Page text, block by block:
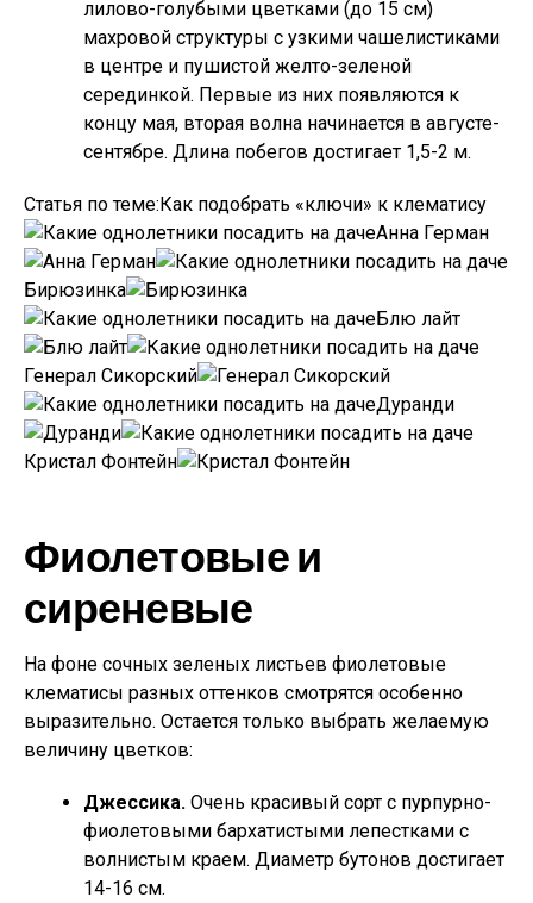
лилово-голубыми цветками (до 15 см)
махровой структуры с узкими чашелистиками
в центре и пушистой желто-зеленой
серединкой. Первые из них появляются к
концу мая, вторая волна начинается в августе-
сентябре. Длина побегов достигает 1,5-2 м.
Статья по теме:Как подобрать «ключи» к клематису
Анна Герман
Бирюзинка
Блю лайт
Генерал Сикорский
Дуранди
Кристал Фонтейн
Фиолетовые и
сиреневые
На фоне сочных зеленых листьев фиолетовые
клематисы разных оттенков смотрятся особенно
выразительно. Остается только выбрать желаемую
величину цветков:
Джессика. Очень красивый сорт с пурпурно-
фиолетовыми бархатистыми лепестками с
волнистым краем. Диаметр бутонов достигает
14-16 см.